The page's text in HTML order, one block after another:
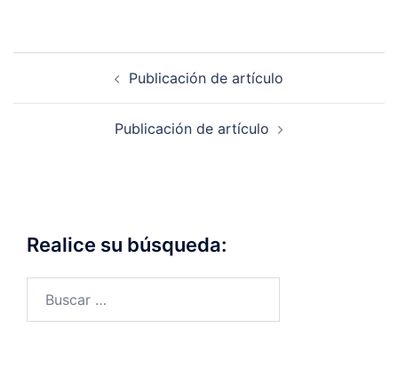
Publicación de artículo
Publicación de artículo
Realice su búsqueda: